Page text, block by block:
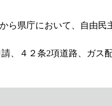
ら県庁において、自由
、４２条2項道路、ガス